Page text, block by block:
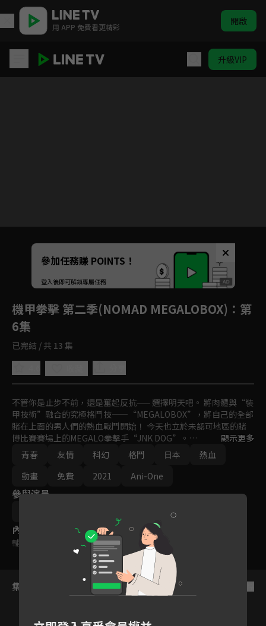
用 APP 免費看更精彩 開啟
升級VIP
Unmute
如有不便請見諒
參加任務賺 POINTS！
登入後即可解鎖專屬任務
機甲拳擊 第二季(NOMAD MEGALOBOX) ：第
6集
已完結 / 共 13 集
不管你是止步不前，還是奮起反抗—— 選擇明天吧。 將肉體與“裝
甲技術”融合的究極格鬥技——“MEGALOBOX”，將自己的全部
賭在上面的男人們的熱血戰鬥開始！ 今天也立於未認可地區的賭
博比賽賽場上的MEGALO拳擊手“JNK DOG”。
雖然具備實力，自己卻只有比賽造假賺錢這一條生存之道，他為這
樣的“現在”感到心焦。 但是，他與孤高的冠軍·勇利相遇後，
挑戰——。
顯示更多
青春
友情 科幻 格鬥 日本
熱血
動畫
免費 2021 Ani-One
參與演員
內容標籤
輔導十二歲級
集數列表